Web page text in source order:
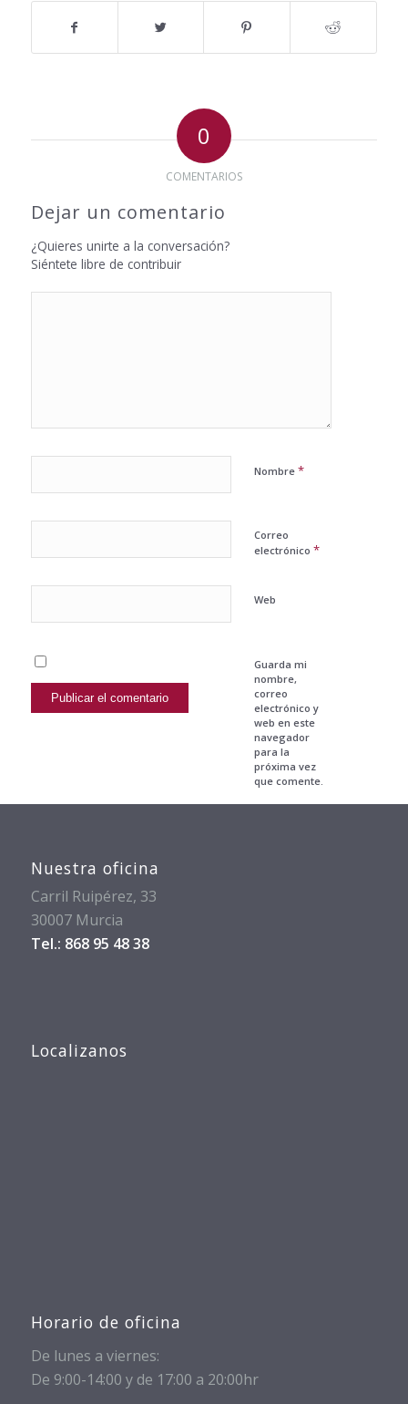
0
COMENTARIOS
Dejar un comentario
¿Quieres unirte a la conversación?
Siéntete libre de contribuir
Nombre *
Correo
electrónico *
Web
Guarda mi
nombre,
correo
electrónico y
web en este
navegador
para la
próxima vez
que comente.
Nuestra oficina
Carril Ruipérez, 33
30007 Murcia
Tel.: 868 95 48 38
Localizanos
Horario de oficina
De lunes a viernes:
De 9:00-14:00 y de 17:00 a 20:00hr